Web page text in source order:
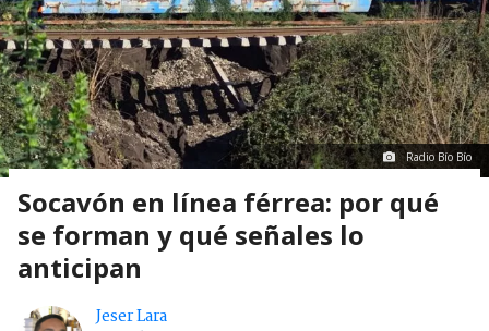
Radio Bío Bío
Socavón en línea férrea: por qué
se forman y qué señales lo
anticipan
Jeser Lara